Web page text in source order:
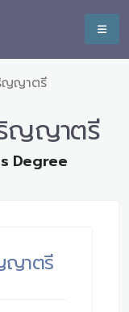
ญญาตรี
ญญาตรี
Degree
ญาตรี